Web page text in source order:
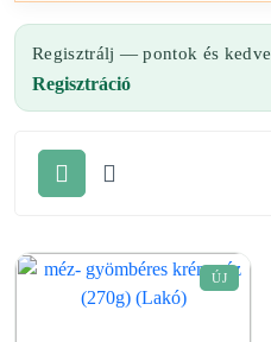
Regisztrálj — pontok és
Regisztráció
ÚJ